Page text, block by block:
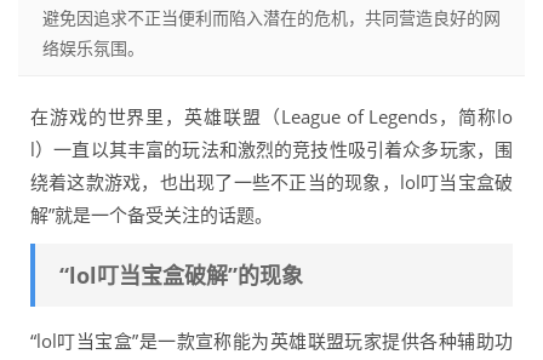
避免因追求不正当便利而陷入潜在的危机，共同营造良好的网
络娱乐氛围。
在游戏的世界里，英雄联盟（League of Legends，简称lo
l）一直以其丰富的玩法和激烈的竞技性吸引着众多玩家，围
绕着这款游戏，也出现了一些不正当的现象，lol叮当宝盒破
解”就是一个备受关注的话题。
“lol叮当宝盒破解”的现象
“lol叮当宝盒”是一款宣称能为英雄联盟玩家提供各种辅助功